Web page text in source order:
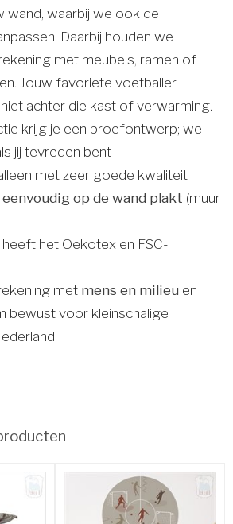
wand, waarbij we ook de
Daarbij houden we
met meubels, ramen of
Jouw favoriete voetballer
achter die kast of verwarming.
krijg je een proefontwerp; we
jij tevreden bent
met zeer goede kwaliteit
eenvoudig op de wand plakt (muur
het Oekotex en FSC-
met mens en milieu en
bewust voor kleinschalige